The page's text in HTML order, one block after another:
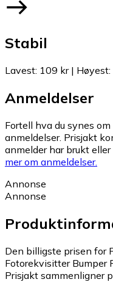
Stabil
Lavest: 109 kr| Høyest:
Anmeldelser
Fortell hva du synes
anmeldelser. Prisjakt
anmelder har brukt
mer om anmeldelser.
Annonse
Annonse
Den billigste prisen for
Fotorekvisitter Bumper
Prisjakt sammenligner